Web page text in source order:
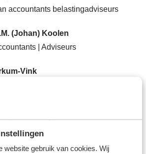
website gebruik van cookies. Wij
accountants belastingadviseurs
(Johan) Koolen
| Adviseurs
Vink
van Es-Van der Mast
en advies
Daal MSc/RA